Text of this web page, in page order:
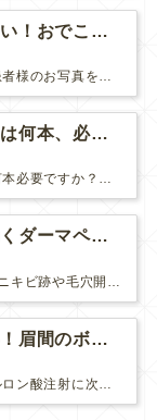
丸くするだけじゃない！おでこのヒアルロン酸注射
先日、ご紹介した美しい患者様のお写真を使わせていただいて、おでこのヒアルロン酸注射について説明します。 （≫ 写真の患者様の経過はこちら『２年間で若返って綺麗になられた患者様』） なぜおでこに...
ヒアルロン酸、私には何本、必要ですか？
「私にはヒアルロン酸が何本必要ですか？」 診察の時によく聞かれますが、なかなか難しい質問です。 どこまでこだわってキレイにしたいかによって 使うヒアルロン酸の量が変わるからです。 前回もご紹介させ...
毛穴とニキビ跡に効くダーマペン４フルコース
ダーマペン4フルコースはニキビ跡や毛穴開きで悩まれている方に自信を持ってお勧めできる美肌治療です。 ↑ ダーマペン4フルコースを4回行いました。 ニキビ跡と毛穴開きが改善して肌のキメが整いまし...
縦ジワだけじゃない！眉間のボトックス注射
ボトックスは当院でヒアルロン酸注射に次いで人気のある治療です。 私自身、美容治療が制限されていた妊娠・授乳中に一番やりたかったのはボトックスで、 「ボトックスが世の中から無くなったら困る！」と...